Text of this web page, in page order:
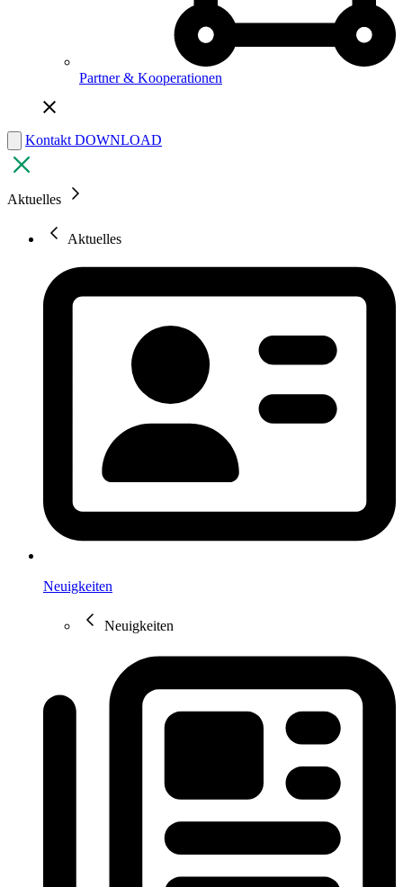
Partner & Kooperationen
Kontakt DOWNLOAD
Aktuelles
Aktuelles
Neuigkeiten
Neuigkeiten